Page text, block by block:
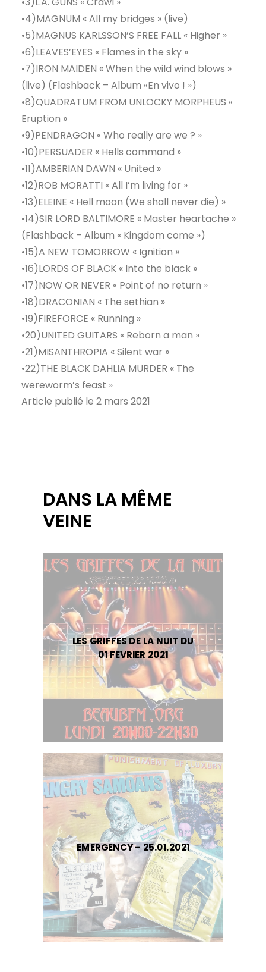
•4)MAGNUM « All my bridges » (live)
•5)MAGNUS KARLSSON’S FREE FALL « Higher »
•6)LEAVES’EYES « Flames in the sky »
•7)IRON MAIDEN « When the wild wind blows »
(live) (Flashback – Album «En vivo ! »)
•8)QUADRATUM FROM UNLOCKY MORPHEUS «
Eruption »
•9)PENDRAGON « Who really are we ? »
•10)PERSUADER « Hells command »
•11)AMBERIAN DAWN « United »
•12)ROB MORATTI « All I’m living for »
•13)ELEINE « Hell moon (We shall never die) »
•14)SIR LORD BALTIMORE « Master heartache »
(Flashback – Album « Kingdom come »)
•15)A NEW TOMORROW « Ignition »
•16)LORDS OF BLACK « Into the black »
•17)NOW OR NEVER « Point of no return »
•18)DRACONIAN « The sethian »
•19)FIREFORCE « Running »
•20)UNITED GUITARS « Reborn a man »
•21)MISANTHROPIA « Silent war »
•22)THE BLACK DAHLIA MURDER « The
wereworm’s feast »
Article publié le 2 mars 2021
DANS LA MÊME
VEINE
LES GRIFFES DE LA NUIT DU
01 FEVRIER 2021
EMERGENCY – 25.01.2021